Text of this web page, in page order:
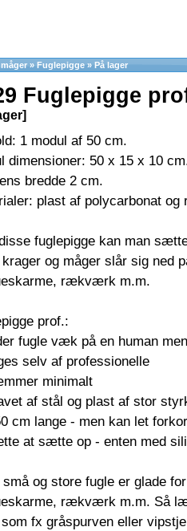
» Fuglepigge » På lager
Fuglepigge
1 modul af 50 cm.
dimensioner: 50 x 15 x 10
bredde 2 cm.
plast af polycarbonat og
fuglepigge kan man
og måger slår sig ned
rækværk m.m.
prof.:
fugle væk på en human
selv af professionelle
minimalt
af stål og plast af stor
cm lange - men kan let
at sætte op - enten med
små og store fugle er glade
rækværk m.m. Så
fx gråspurven eller